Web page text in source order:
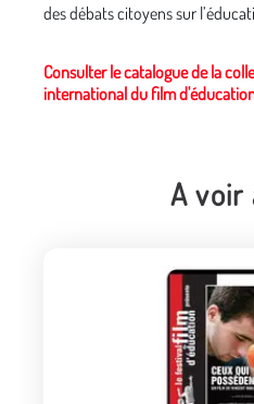
des débats citoyens sur
Consulter le catalogue de la
international du film
A voir